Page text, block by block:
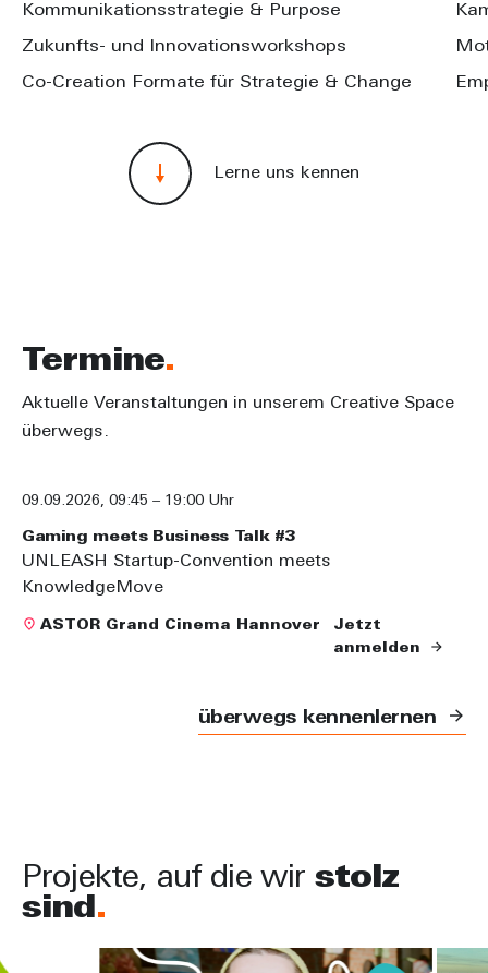
Kommunikationsstrategie & Purpose
Zukunfts- und Innovationsworkshops
Co-Creation Formate für Strategie & Change
Lerne uns kennen
Termine
Aktuelle Veranstaltungen in unserem Creative Space
überwegs.
09.09.2026, 09:45 – 19:00 Uhr
Gaming meets Business Talk #3
UNLEASH Startup-Convention meets
KnowledgeMove
ASTOR Grand Cinema Hannover
Jetzt
anmelden
überwegs kennenlernen
Projekte, auf die wir stolz
sind